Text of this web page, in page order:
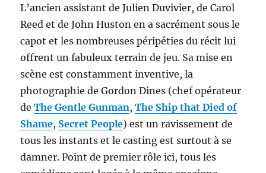
L’ancien assistant de Julien Duvivier, de Carol
Reed et de John Huston en a sacrément sous le
capot et les nombreuses péripéties du récit lui
offrent un fabuleux terrain de jeu. Sa mise en
scène est constamment inventive, la
photographie de Gordon Dines (chef opérateur
deThe Gentle Gunman,The Ship that Died of
Shame, Secret People) est un ravissement de
tous les instants et le casting est surtout à se
damner. Point de premier rôle ici, tous les